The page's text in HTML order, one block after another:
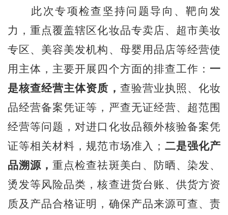
此次专项检查坚持问题导向、靶向发
力，重点覆盖辖区化妆品专卖店、 超市美妆
专区、美容美发机构、母婴用品店等经营使
用主体， 主要开展四个方面的排查工作： 一
是核查经营主体资质， 查验营业执照、化妆
品经营备案凭证等，严查无证经营、超范围
经营等问题，对进口化妆品额外核验备案凭
证等相关材料，规范市场准入； 二是强化产
品溯源，重点检查祛斑美白、防晒、 染发、
烫发等风险品类，核查进货台账、供货方资
质及产品合格证明，确保产品来源可查、责